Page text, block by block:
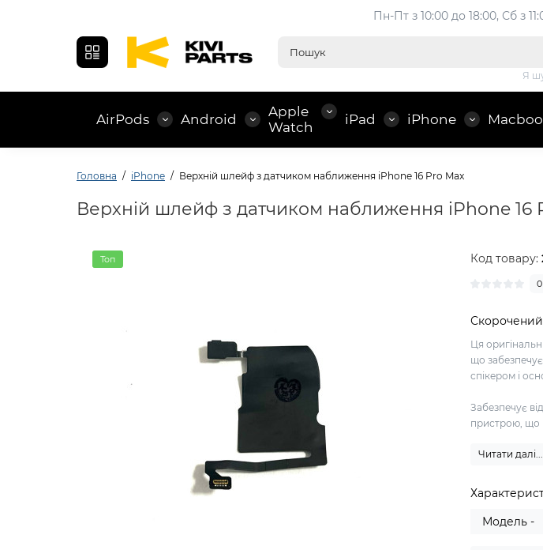
Пн-Пт з 10:00 до 18:00, Сб з
Я
AirPods Android
Apple
Watch
iPad iPhone
Головна iPhone Верхній шлейф з датчиком наближення iPhone 16 Pro Max
Верхній шлейф з датчиком наближення iPhone 16
Топ Код товару:
0
Ця
що забезпечує
спікером і
Забезпечує
пристрою, що
Читати далі...
Модель -